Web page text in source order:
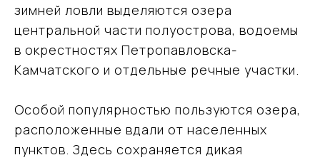
зимней ловли выделяются озера
центральной части полуострова, водоемы
в окрестностях Петропавловска-
Камчатского и отдельные речные участки.
Особой популярностью пользуются озера,
расположенные вдали от населенных
пунктов. Здесь сохраняется дикая